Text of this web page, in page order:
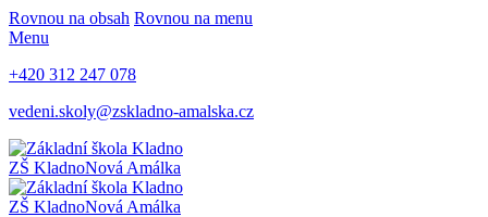
Rovnou na obsah Rovnou na menu
Menu
+420 312 247 078
vedeni.skoly@zskladno-amalska.cz
ZŠ KladnoNová Amálka
ZŠ KladnoNová Amálka